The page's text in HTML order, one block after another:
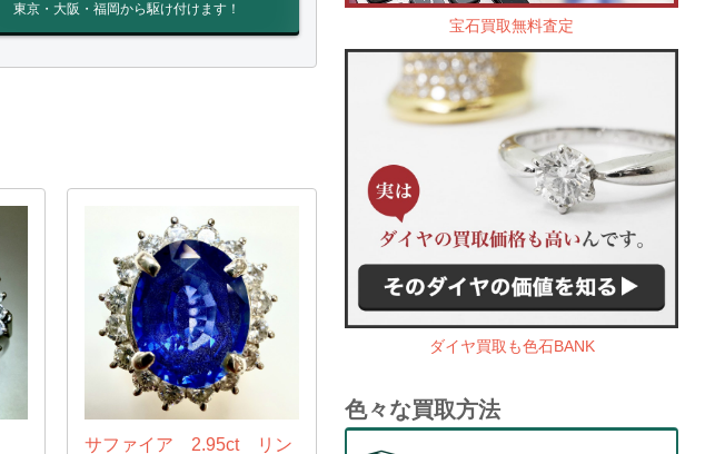
東京・大阪・福岡から駆け付けます！
サファイア 2.95ct リン
宝石買取無料査定
ダイヤ買取も色石BANK
色々な買取方法